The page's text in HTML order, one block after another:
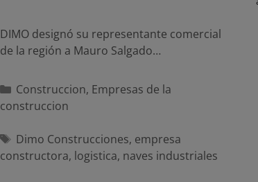
DIMO designó su representante comercial
de la región a Mauro Salgado…
Categorías
Construccion, Empresas de la
construccion
Etiquetas
Dimo Construcciones, empresa
constructora, logistica, naves industriales